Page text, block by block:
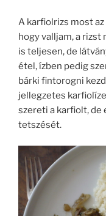
A karfiolrizs most
hogy valljam, a rizst
is teljesen, de
étel, ízben pedig
bárki fintorogni
jellegzetes
szereti a karfiolt, de
tetszését.